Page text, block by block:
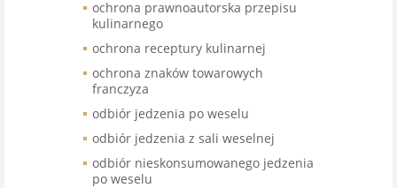
ochrona prawnoautorska przepisu
kulinarnego
ochrona receptury kulinarnej
ochrona znaków towarowych
franczyza
odbiór jedzenia po weselu
odbiór jedzenia z sali weselnej
odbiór nieskonsumowanego jedzenia
po weselu